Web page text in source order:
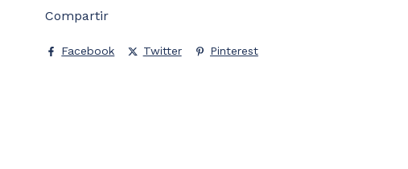
Compartir
Facebook Twitter Pinterest